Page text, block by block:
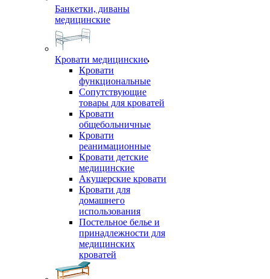
Банкетки, диваны
медицинские
Кровати медицинские
Кровати
функциональные
Сопутствующие
товары для кроватей
Кровати
общебольничные
Кровати
реанимационные
Кровати детские
медицинские
Акушерские кровати
Кровати для
домашнего
использования
Постельное белье и
принадлежности для
медицинских
кроватей